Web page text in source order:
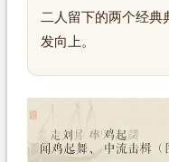
二人留下的两个经典
发向上。